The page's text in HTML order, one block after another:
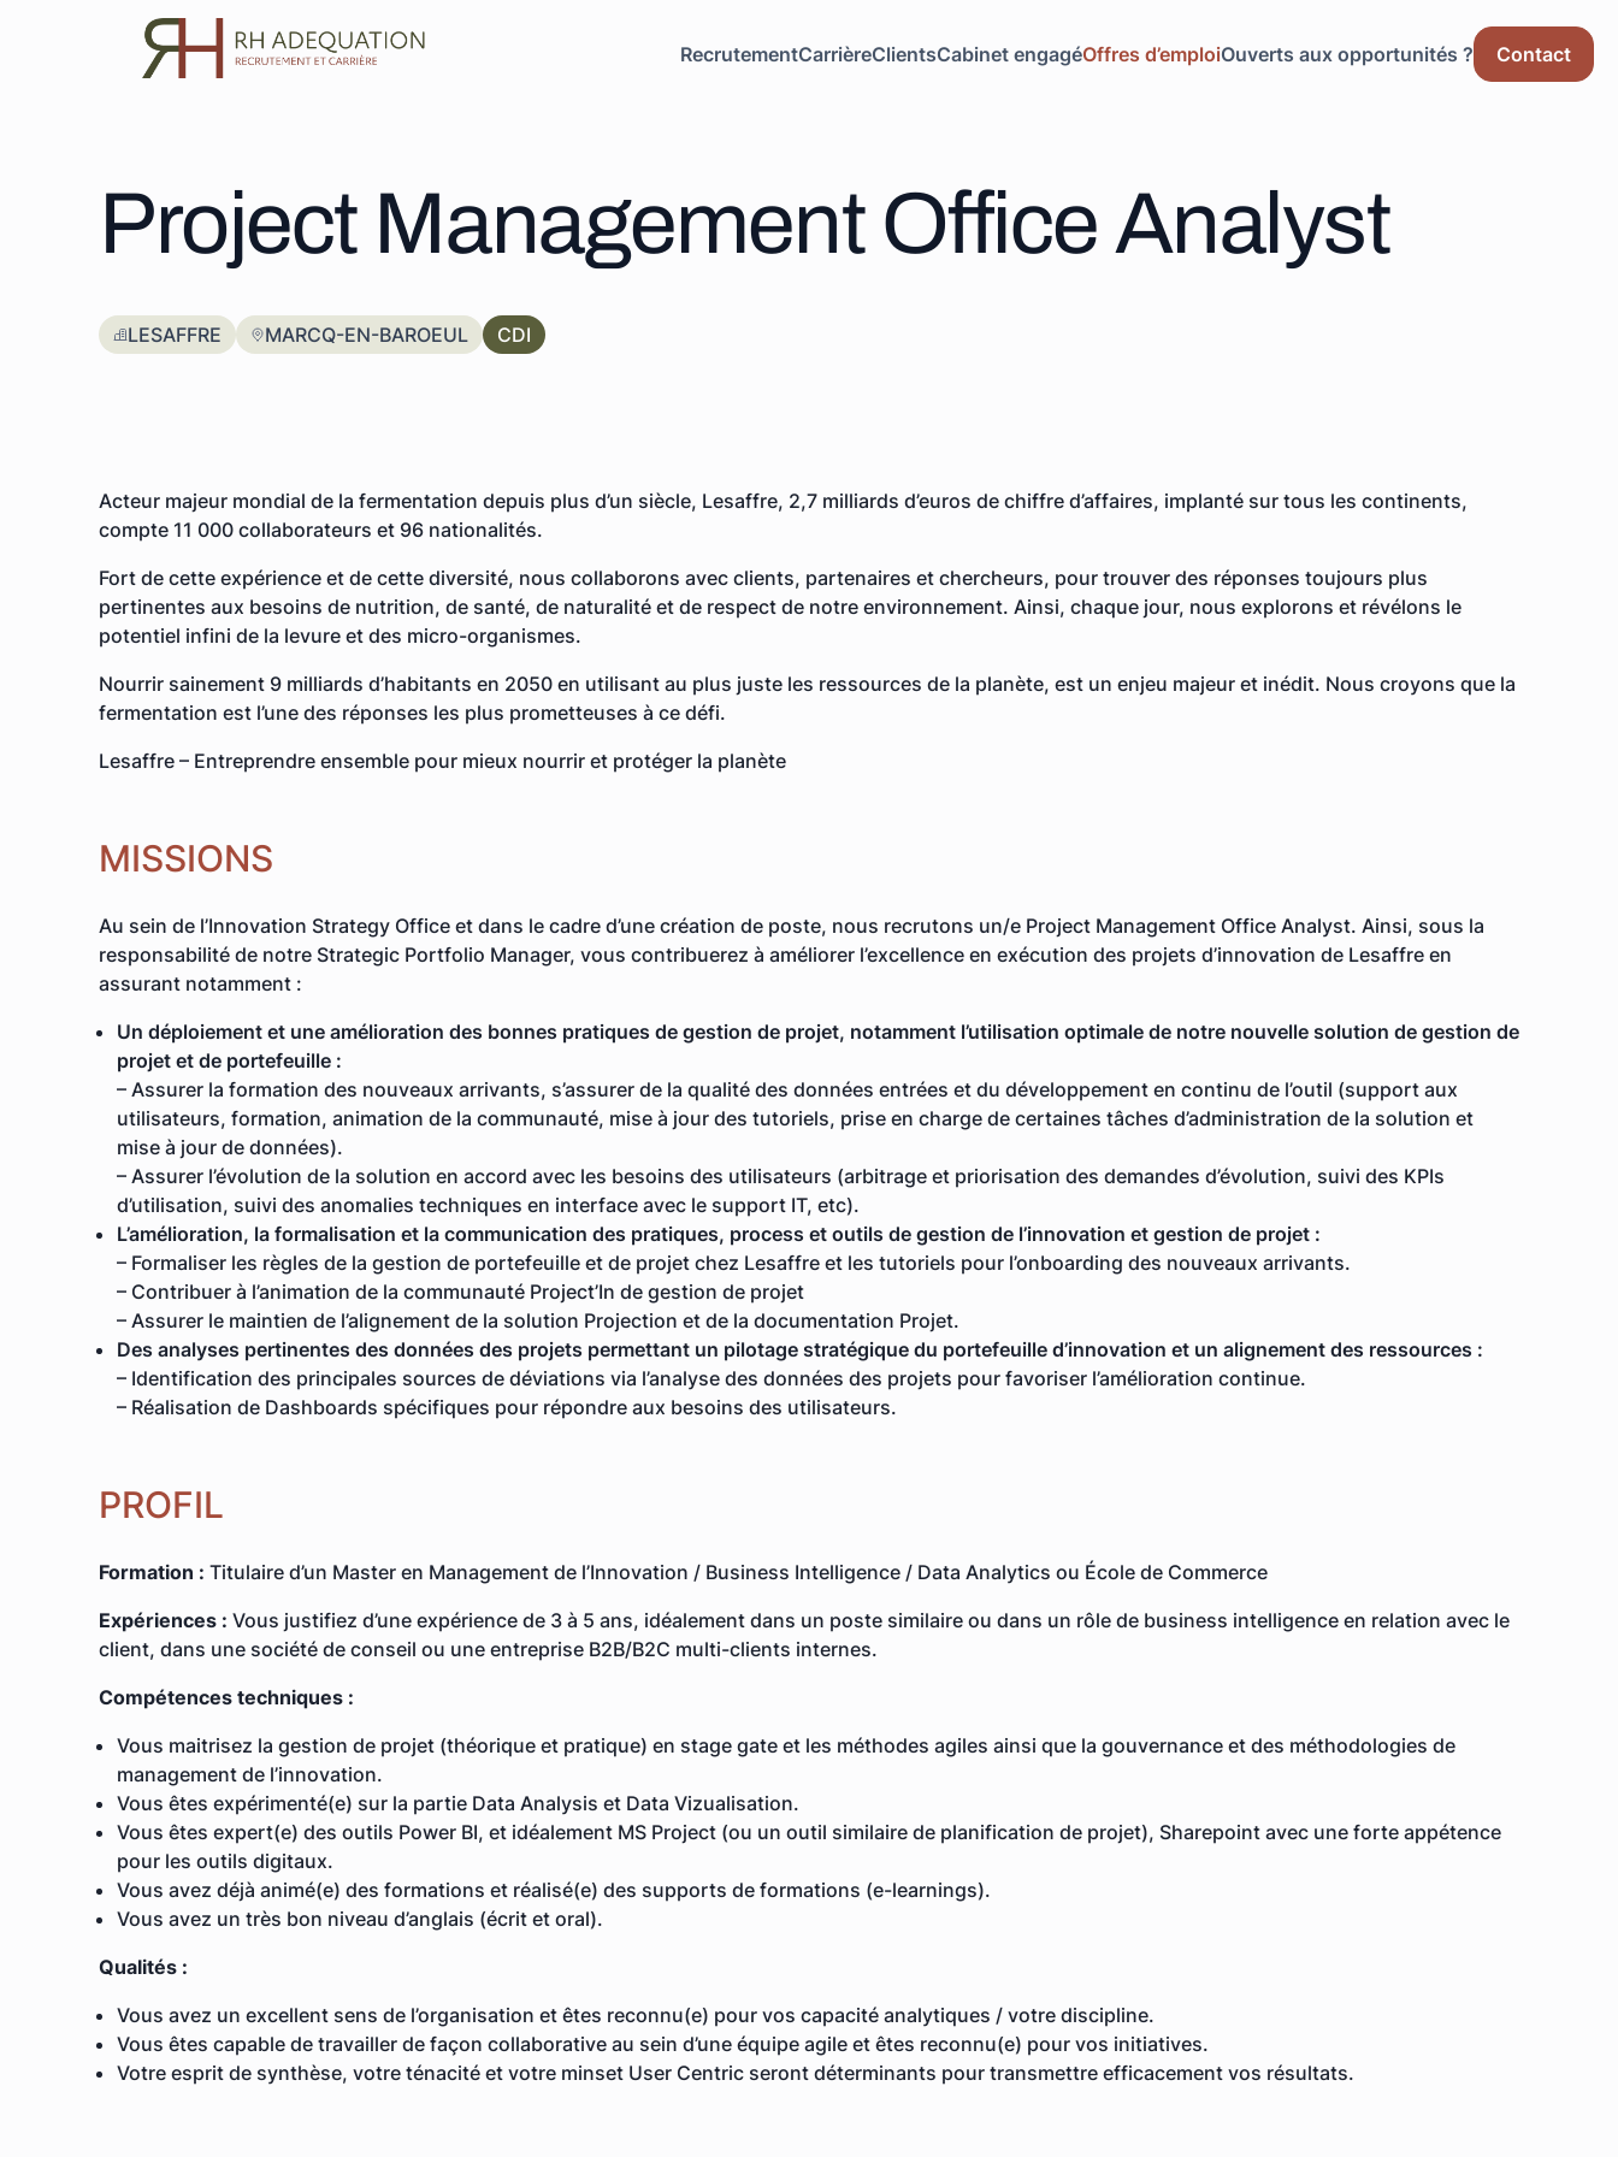
RecrutementCarrièreClientsCabinet engagéOffres d’emploiOuverts aux opportunités ? Contact
Project Management Office Analyst
LESAFFRE MARCQ-EN-BAROEUL CDI
Acteur majeur mondial de la fermentation depuis plus d’un siècle, Lesaffre, 2,7 milliards d’euros de chiffre d’affaires, implanté sur tous les continents,
compte 11 000 collaborateurs et 96 nationalités.
Fort de cette expérience et de cette diversité, nous collaborons avec clients, partenaires et chercheurs, pour trouver des réponses toujours plus
pertinentes aux besoins de nutrition, de santé, de naturalité et de respect de notre environnement. Ainsi, chaque jour, nous explorons et révélons le
potentiel infini de la levure et des micro-organismes.
Nourrir sainement 9 milliards d’habitants en 2050 en utilisant au plus juste les ressources de la planète, est un enjeu majeur et inédit. Nous croyons que la
fermentation est l’une des réponses les plus prometteuses à ce défi.
Lesaffre – Entreprendre ensemble pour mieux nourrir et protéger la planète
MISSIONS
Au sein de l’Innovation Strategy Office et dans le cadre d’une création de poste, nous recrutons un/e Project Management Office Analyst. Ainsi, sous la
responsabilité de notre Strategic Portfolio Manager, vous contribuerez à améliorer l’excellence en exécution des projets d’innovation de Lesaffre en
assurant notamment :
Un déploiement et une amélioration des bonnes pratiques de gestion de projet, notamment l’utilisation optimale de notre nouvelle solution de gestion de
projet et de portefeuille :
– Assurer la formation des nouveaux arrivants, s’assurer de la qualité des données entrées et du développement en continu de l’outil (support aux
utilisateurs, formation, animation de la communauté, mise à jour des tutoriels, prise en charge de certaines tâches d’administration de la solution et
mise à jour de données).
– Assurer l’évolution de la solution en accord avec les besoins des utilisateurs (arbitrage et priorisation des demandes d’évolution, suivi des KPIs
d’utilisation, suivi des anomalies techniques en interface avec le support IT, etc).
L’amélioration, la formalisation et la communication des pratiques, process et outils de gestion de l’innovation et gestion de projet :
– Formaliser les règles de la gestion de portefeuille et de projet chez Lesaffre et les tutoriels pour l’onboarding des nouveaux arrivants.
– Contribuer à l’animation de la communauté Project’In de gestion de projet
– Assurer le maintien de l’alignement de la solution Projection et de la documentation Projet.
Des analyses pertinentes des données des projets permettant un pilotage stratégique du portefeuille d’innovation et un alignement des ressources :
– Identification des principales sources de déviations via l’analyse des données des projets pour favoriser l’amélioration continue.
– Réalisation de Dashboards spécifiques pour répondre aux besoins des utilisateurs.
PROFIL
Formation : Titulaire d’un Master en Management de l’Innovation / Business Intelligence / Data Analytics ou École de Commerce
Expériences : Vous justifiez d’une expérience de 3 à 5 ans, idéalement dans un poste similaire ou dans un rôle de business intelligence en relation avec le
client, dans une société de conseil ou une entreprise B2B/B2C multi-clients internes.
Compétences techniques :
Vous maitrisez la gestion de projet (théorique et pratique) en stage gate et les méthodes agiles ainsi que la gouvernance et des méthodologies de
management de l’innovation.
Vous êtes expérimenté(e) sur la partie Data Analysis et Data Vizualisation.
Vous êtes expert(e) des outils Power BI, et idéalement MS Project (ou un outil similaire de planification de projet), Sharepoint avec une forte appétence
pour les outils digitaux.
Vous avez déjà animé(e) des formations et réalisé(e) des supports de formations (e-learnings).
Vous avez un très bon niveau d’anglais (écrit et oral).
Qualités :
Vous avez un excellent sens de l’organisation et êtes reconnu(e) pour vos capacité analytiques / votre discipline.
Vous êtes capable de travailler de façon collaborative au sein d’une équipe agile et êtes reconnu(e) pour vos initiatives.
Votre esprit de synthèse, votre ténacité et votre minset User Centric seront déterminants pour transmettre efficacement vos résultats.